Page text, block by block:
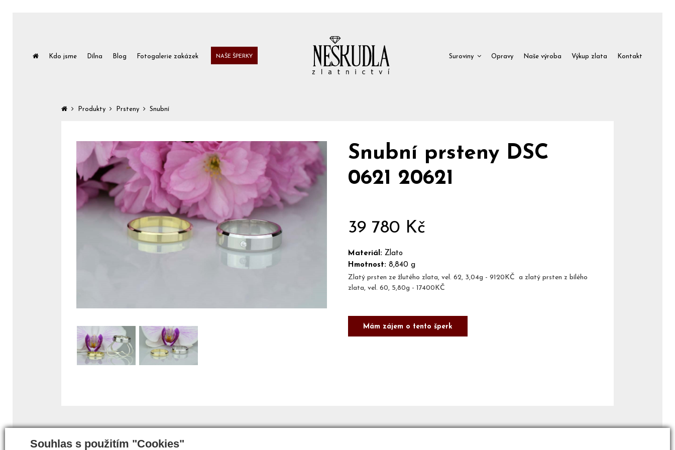
Souhlas s použitím "Cookies"
Kdo jsme Dílna Blog Fotogalerie zakázek NAŠE ŠPERKY Suroviny Opravy Naše výroba Výkup zlata Kontakt
Produkty Prsteny Snubní
Snubní prsteny DSC
0621 20621
39 780 Kč
Materiál: Zlato
Hmotnost: 8,840 g
Zlatý prsten ze žlutého zlata, vel. 62, 3,04g - 9120KČ a zlatý prsten z bílého
zlata, vel. 60, 5,80g - 17400KČ
Mám zájem o tento šperk